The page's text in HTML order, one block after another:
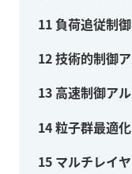
11負荷追従制
12技術的制御
13 高速制御ア
14粒子群最適
15 マルチレイ